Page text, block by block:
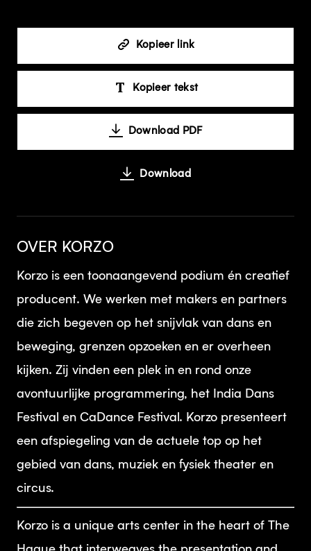
Kopieer link
Kopieer tekst
Download PDF
Download
OVER KORZO
Korzo is een toonaangevend podium én creatief
producent. We werken met makers en partners
die zich begeven op het snijvlak van dans en
beweging, grenzen opzoeken en er overheen
kijken. Zij vinden een plek in en rond onze
avontuurlijke programmering, het India Dans
Festival en CaDance Festival. Korzo presenteert
een afspiegeling van de actuele top op het
gebied van dans, muziek en fysiek theater en
circus.
Korzo is a unique arts center in the heart of The